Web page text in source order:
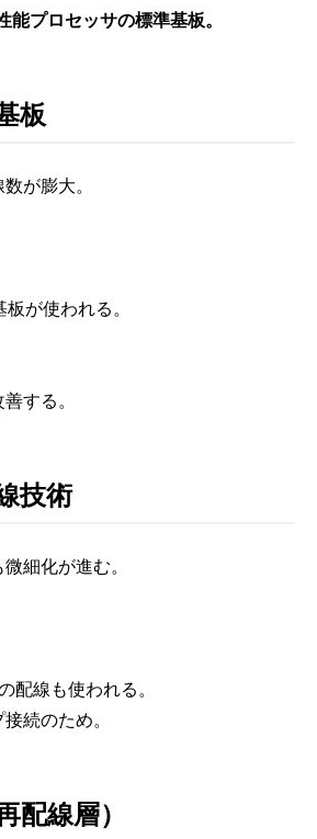
能プロセッサの標準基板。
板
が膨大。
板が使われる。
する。
技術
細化が進む。
配線も使われる。
続のため。
配線層）